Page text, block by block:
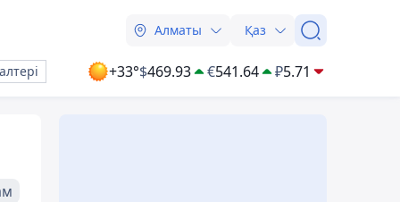
Алматы Қаз
+33°$469.93 €541.64 ₽5.71